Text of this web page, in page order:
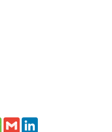
Message
Gmail